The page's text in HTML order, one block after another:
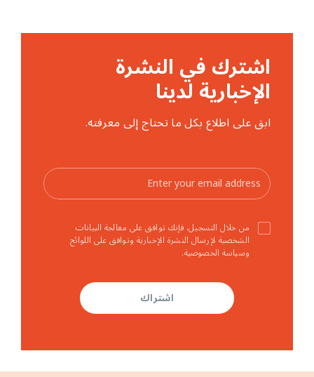
اشترك في النشرة
الإخبارية لدينا
ابق على اطلاع بكل ما تحتاج إلى معرفته.
من خلال التسجيل، فإنك توافق على معالجة البيانات
الشخصية لإرسال النشرة الإخبارية وتوافق على اللوائح
وسياسة الخصوصية.
اشتراك